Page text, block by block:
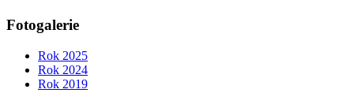
Fotogalerie
Rok 2025
Rok 2024
Rok 2019